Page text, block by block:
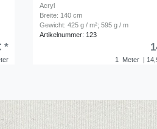
*
Acryl
Breite: 140 cm
Gewicht: 425 g / m²; 595 g / m
Artikelnummer: 123
1 Meter |